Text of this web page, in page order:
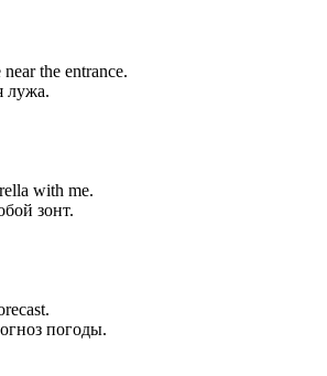
the entrance.
лужа.
with me.
зонт.
погоды.